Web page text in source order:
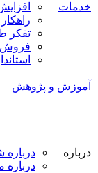
خدمات
تفکر
فروش
آموزش و پژوهش
درباره
درباره